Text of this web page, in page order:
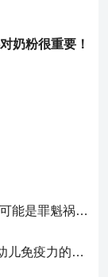
奶粉很重要！
宝宝胃肠道不适？奶粉中的这些成分可能是罪魁祸首！
宝宝总生病就是免疫力低下？关于婴幼儿免疫力的真相，家长必须了解！